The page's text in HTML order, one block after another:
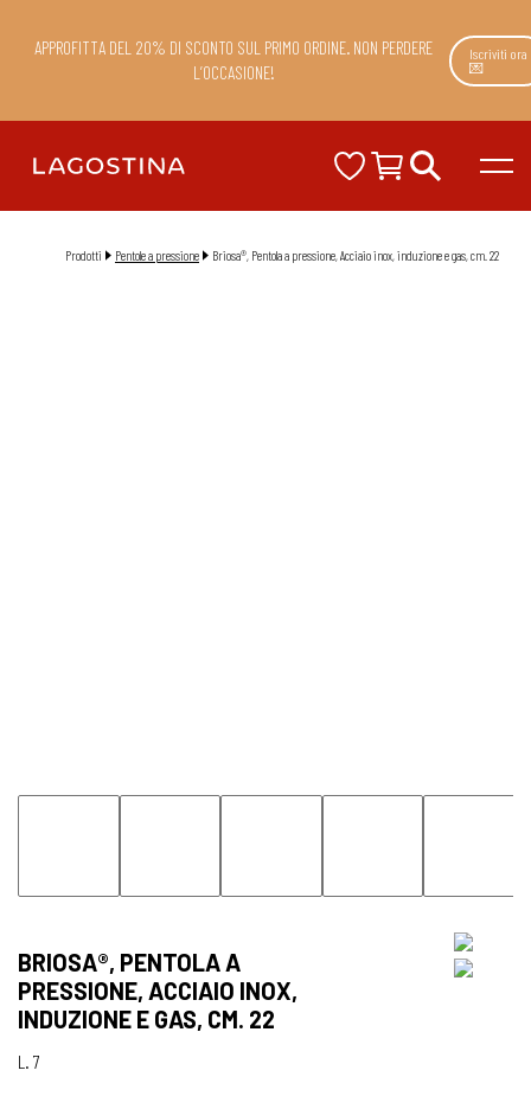
APPROFITTA DEL 20% DI SCONTO SUL PRIMO ORDINE. NON PERDERE
L’OCCASIONE!
Iscriviti ora
💌
Prodotti Pentole a pressione Briosa®, Pentola a pressione, Acciaio inox, induzione e gas, cm. 22
BRIOSA®, PENTOLA A
PRESSIONE, ACCIAIO INOX,
INDUZIONE E GAS, CM. 22
L. 7